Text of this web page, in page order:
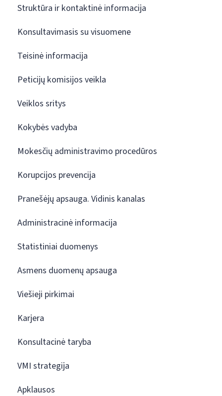
Struktūra ir kontaktinė informacija
Konsultavimasis su visuomene
Teisinė informacija
Peticijų komisijos veikla
Veiklos sritys
Kokybės vadyba
Mokesčių administravimo procedūros
Korupcijos prevencija
Pranešėjų apsauga. Vidinis kanalas
Administracinė informacija
Statistiniai duomenys
Asmens duomenų apsauga
Viešieji pirkimai
Karjera
Konsultacinė taryba
VMI strategija
Apklausos